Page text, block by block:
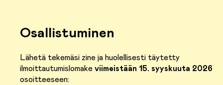
Osallistuminen
Lähetä tekemäsi zine ja huolellisesti täytetty
ilmoittautumislomake viimeistään 15. syyskuuta 2026
osoitteeseen: